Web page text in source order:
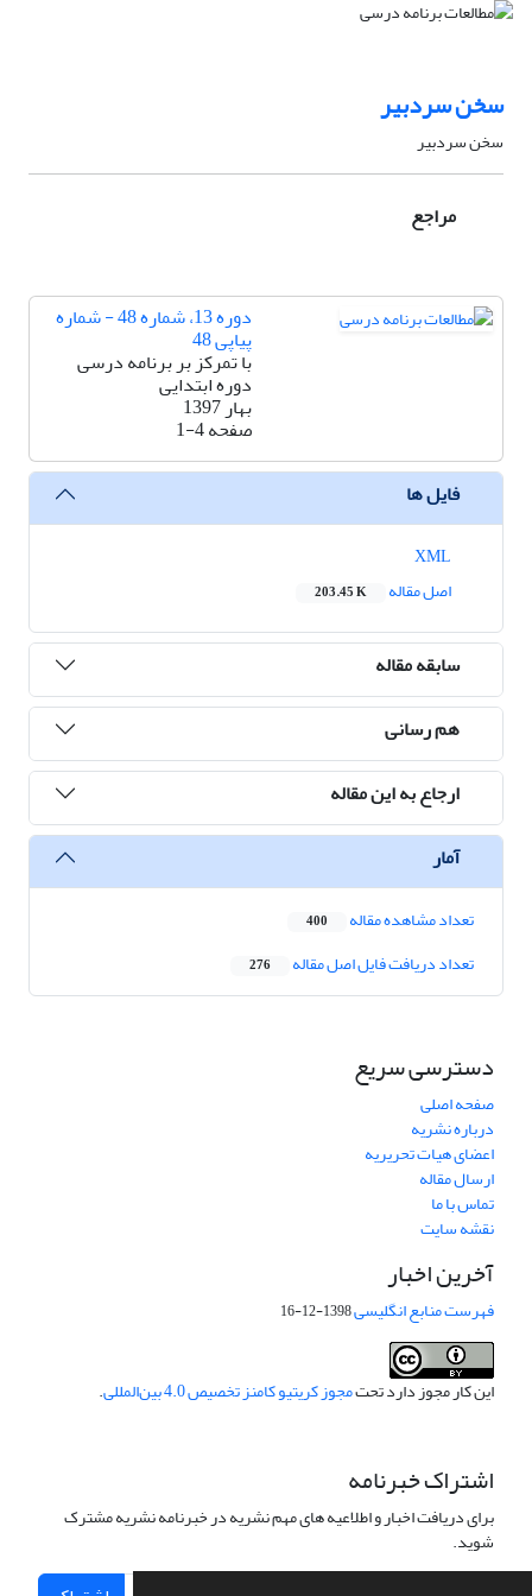
سخن سردبیر
سخن سردبیر
مراجع
دوره 13، شماره 48 - شماره
پیاپی 48
با تمرکز بر برنامه درسی
دوره ابتدایی
بهار 1397
صفحه1-4
فایل ها
اصل مقاله
203.45 K
سابقه مقاله
هم رسانی
ارجاع به این مقاله
آمار
تعداد مشاهده مقاله 400
تعداد دریافت فایل اصل مقاله 276
دسترسی سریع
صفحه اصلی
درباره نشریه
اعضای هیات تحریریه
ارسال مقاله
تماس با ما
نقشه سایت
آخرین اخبار
فهرست منابع انگلیسی1398-12-16
این کار مجوز دارد تحتمجوز کریتیو کامنز تخصیص 4.0 بین‌المللی .
اشتراک خبرنامه
برای دریافت اخبار و اطلاعیه های مهم نشریه در خبرنامه نشریه مشترک
شوید.